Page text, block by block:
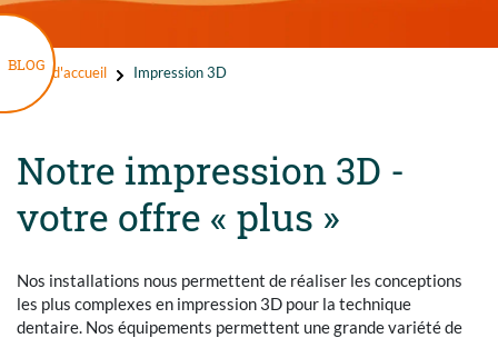
Page d'accueil Impression 3D
Notre impression 3D -
votre offre « plus »
Nos installations nous permettent de réaliser les conceptions
les plus complexes en impression 3D pour la technique
dentaire. Nos équipements permettent une grande variété de
BLOG